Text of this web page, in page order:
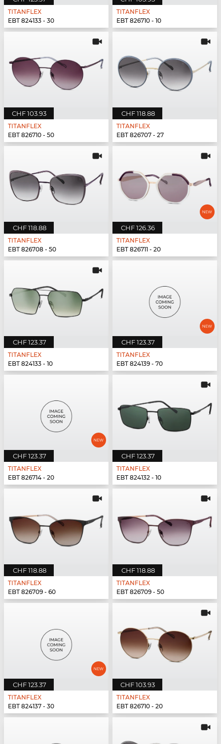
TITANFLEX
EBT 824133 - 30
TITANFLEX
EBT 826710 - 10
CHF 103.93
TITANFLEX
EBT 826710 - 50
CHF 118.88
TITANFLEX
EBT 826707 - 27
CHF 118.88
TITANFLEX
EBT 826708 - 50
CHF 126.36
TITANFLEX
EBT 826711 - 20
CHF 123.37
TITANFLEX
EBT 824133 - 10
CHF 123.37
TITANFLEX
EBT 824139 - 70
CHF 123.37
TITANFLEX
EBT 826714 - 20
CHF 123.37
TITANFLEX
EBT 824132 - 10
CHF 118.88
TITANFLEX
EBT 826709 - 60
CHF 118.88
TITANFLEX
EBT 826709 - 50
CHF 123.37
TITANFLEX
EBT 824137 - 30
CHF 103.93
TITANFLEX
EBT 826710 - 20